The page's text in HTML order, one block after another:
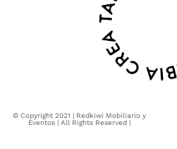
© Copyright 2021 | Redkiwi Mobiliario y
Eventos | All Rights Reserved |